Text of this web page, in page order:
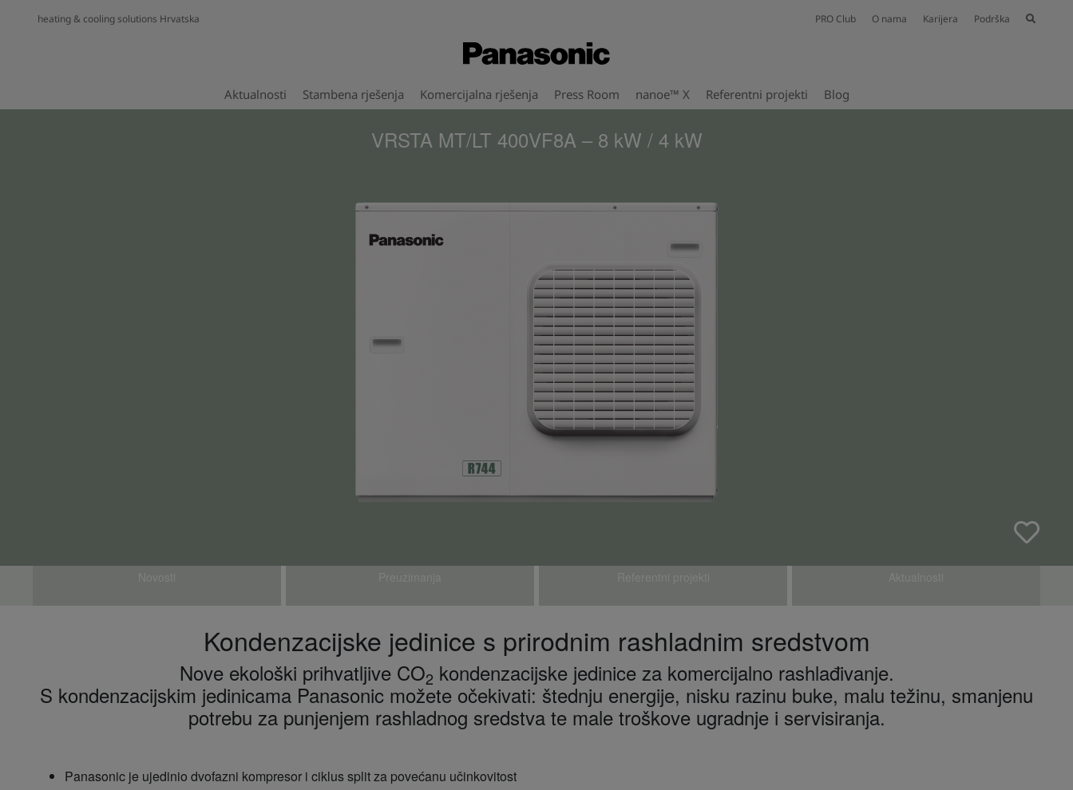
heating & cooling solutions Hrvatska PRO Club O nama Karijera Podrška
Aktualnosti Stambena rješenja Komercijalna rješenja Press Room nanoe™ X Referentni projekti​ Blog
VRSTA MT/LT 400VF8A – 8 kW / 4 kW
Kondenzacijske jedinice s prirodnim rashladnim sredstvom
Nove ekološki prihvatljive CO2 kondenzacijske jedinice za komercijalno rashlađivanje.
S kondenzacijskim jedinicama Panasonic možete očekivati: štednju energije, nisku razinu buke, malu težinu, smanjenu
potrebu za punjenjem rashladnog sredstva te male troškove ugradnje i servisiranja.
Panasonic je ujedinio dvofazni kompresor i ciklus split za povećanu učinkovitost